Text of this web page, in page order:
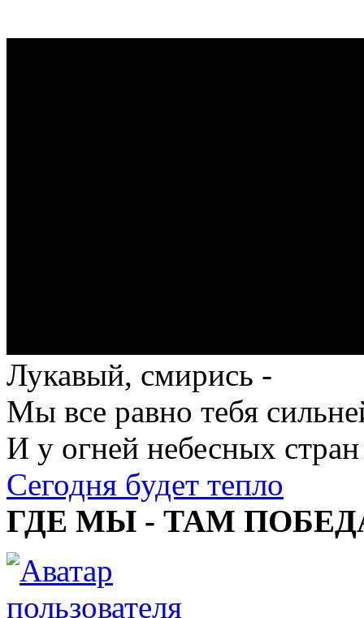
Лукавый, смирись -
Мы все равно тебя
И у огней небесных стран
Сегодня будет тепло
ГДЕ МЫ - ТАМ